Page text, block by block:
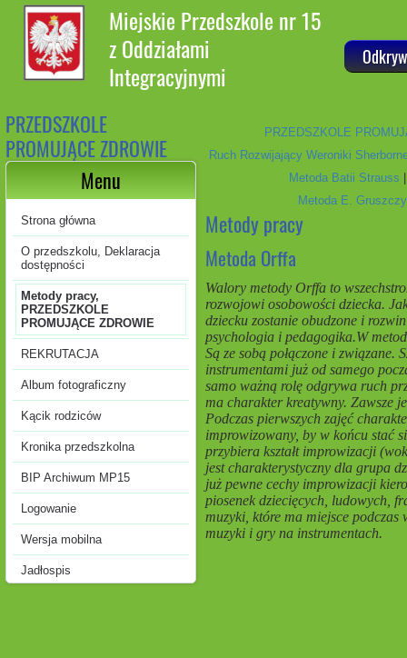
Miejskie Przedszkole nr 15
z Oddziałami
Integracyjnymi
PRZEDSZKOLE
PROMUJĄCE ZDROWIE
Menu
Strona główna
O przedszkolu, Deklaracja
dostępności
Metody pracy,
PRZEDSZKOLE
PROMUJĄCE ZDROWIE
REKRUTACJA
Album fotograficzny
Kącik rodziców
Kronika przedszkolna
BIP Archiwum MP15
Logowanie
Wersja mobilna
Jadłospis
PRZEDSZKOLE
Ruch Rozwijający Weroniki
Metoda Batii Strauss
Metoda E.
Metody pracy
Metoda Orffa
Walory metody Orffa to
rozwojowi osobowości dziecka.
dziecku zostanie obudzone i
psychologia i pedagogika.W
Są ze sobą połączone i
instrumentami już od samego
samo ważną rolę odgrywa ruch
ma charakter kreatywny. Zawsze
Podczas pierwszych zajęć
improwizowany, by w końcu stać
przybiera kształt improwizacji
jest charakterystyczny dla grupa
już pewne cechy improwizacji
piosenek dziecięcych, ludowych,
muzyki, które ma miejsce
muzyki i gry na instrumentach.